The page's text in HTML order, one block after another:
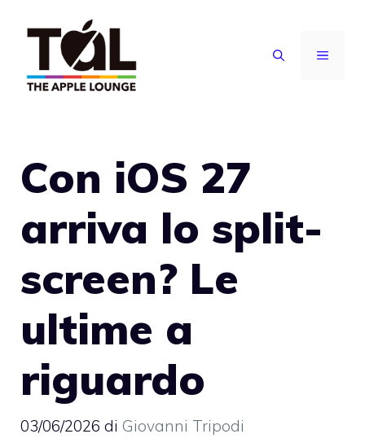
contenuto
MENU
Con iOS 27
arriva lo split-
screen? Le
ultime a
riguardo
03/06/2026 di Giovanni Tripodi